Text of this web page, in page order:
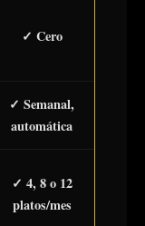
✓ Cero
✓ Semanal,
automática
✓ 4, 8 o 12
platos/mes